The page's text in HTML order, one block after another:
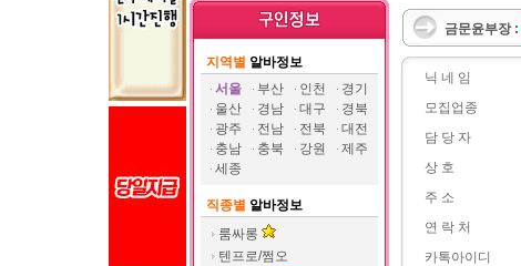
지역별 알바정보
서울
부산 인천
경기
울산
경남 대구
경북
광주
전남 전북
대전
충남
충북 강원
제주
세종
직종별 알바정보
룸싸롱
텐프로/쩜오
금문윤부장 :
닉 네 임
모집업종
담 당 자
상 호
주 소
연 락 처
카톡아이디